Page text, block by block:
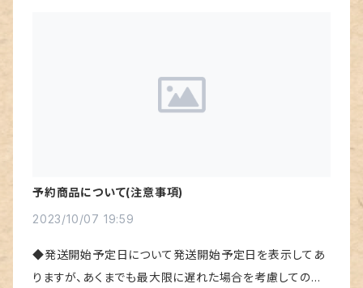
予約商品について(注意事項)
2023/10/07 19:59
◆発送開始予定日について発送開始予定日を表示してあ
りますが、あくまでも最大限に遅れた場合を考慮しての設